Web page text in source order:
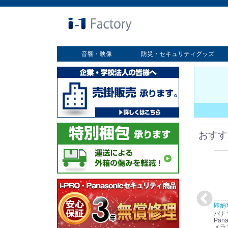
音響・映像
業務用ディスプレイ
プロジェクター
放送・業務用映像システム
書画カメラ
スクリーン
オプション
防災・セキュリティグッズ
セキュリティグッズ
防災グッズ
おす
Panasonic i-PRO
即納可能！
パナソニック
Panasonic i-PRO カ
在庫あり！送料無料！
パナソニック
Panasonic リモコン
即納
パナ